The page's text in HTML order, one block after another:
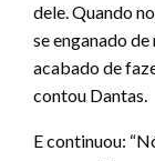
dele. Quando
se enganado
acabado de
contou Dantas.
E continuou: